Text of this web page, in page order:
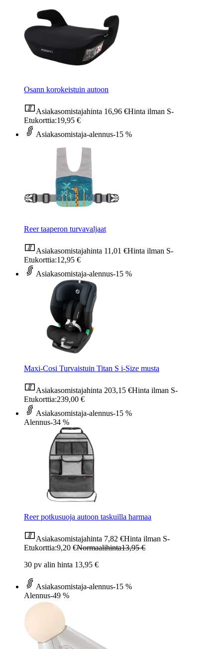
Osann korokeistuin autoon
Asiakasomistajahinta 16,96 €Hinta ilman S-
Etukorttia:19,95 €
Asiakasomistaja-alennus-15 %
Reer taaperon turvavaljaat
Asiakasomistajahinta 11,01 €Hinta ilman S-
Etukorttia:12,95 €
Asiakasomistaja-alennus-15 %
Maxi-Cosi Turvaistuin Titan S i-Size musta
Asiakasomistajahinta 203,15 €Hinta ilman S-
Etukorttia:239,00 €
Asiakasomistaja-alennus-15 %
Alennus-34 %
Reer potkusuoja autoon taskuilla harmaa
Asiakasomistajahinta 7,82 €Hinta ilman S-
Etukorttia:9,20 €Normaalihinta13,95 €
30 pv alin hinta 13,95 €
Asiakasomistaja-alennus-15 %
Alennus-49 %